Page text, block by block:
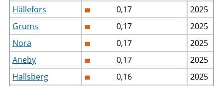
Hällefors
0,17
2025
Grums
0,17
2025
Nora
0,17
2025
Aneby
0,17
2025
Hallsberg
0,16
2025